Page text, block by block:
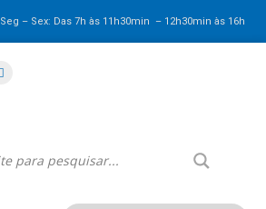
Seg – Sex: Das 7h às 11h30min – 12h30minàs 16h